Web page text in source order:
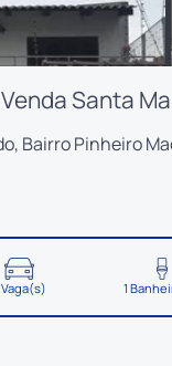
Santa
Bairro Pinheiro
Vaga(s) 1